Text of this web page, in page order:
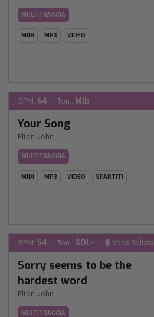
MULTITRACCIA
MIDI MP3 VIDEO
BPM: 64 Ton.: MIb
Your Song
Elton John
MULTITRACCIA
MIDI MP3 VIDEO SPARTITI
BPM: 54 Ton.: SOL- Voce Solista
Sorry seems to be the
hardest word
Elton John
MULTITRACCIA